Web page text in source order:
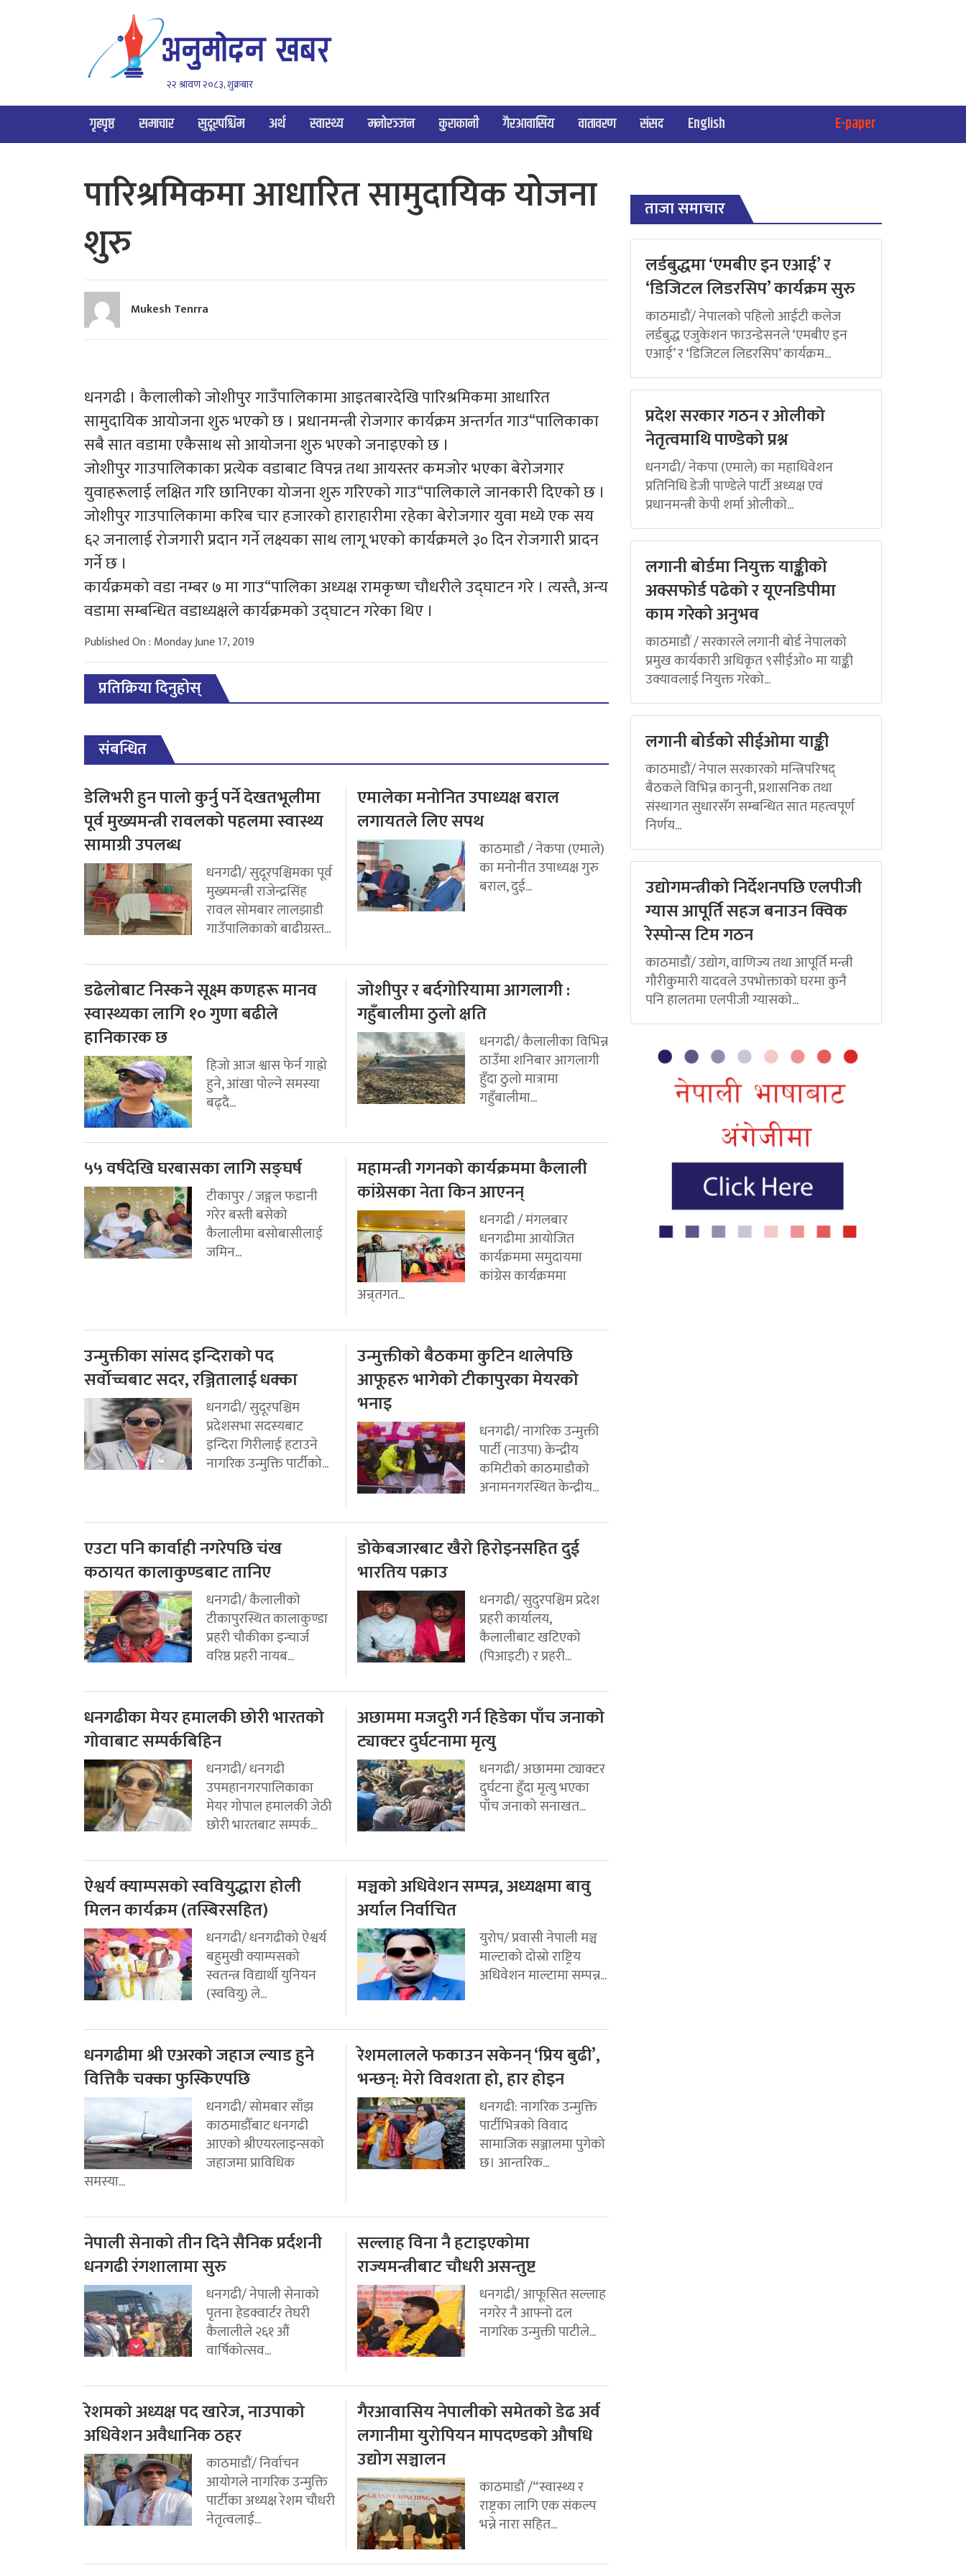
२२ श्रावण २०८३, शुक्रबार
गृहपृष्ठ समाचार सुदूरपश्चिम अर्थ स्वास्थ्य मनोरञ्जन कुराकानी गैरआवासिय वातावरण संसद English E-paper
पारिश्रमिकमा आधारित सामुदायिक योजना
शुरु
Mukesh Tenrra
धनगढी । कैलालीको जोशीपुर गाउँपालिकामा आइतबारदेखि पारिश्रमिकमा आधारित
सामुदायिक आयोजना शुरु भएको छ । प्रधानमन्त्री रोजगार कार्यक्रम अन्तर्गत गाउ“पालिकाका
सबै सात वडामा एकैसाथ सो आयोजना शुरु भएको जनाइएको छ ।
जोशीपुर गाउपालिकाका प्रत्येक वडाबाट विपन्न तथा आयस्तर कमजोर भएका बेरोजगार
युवाहरूलाई लक्षित गरि छानिएका योजना शुरु गरिएको गाउ“पालिकाले जानकारी दिएको छ ।
जोशीपुर गाउपालिकामा करिब चार हजारको हाराहारीमा रहेका बेरोजगार युवा मध्ये एक सय
६२ जनालाई रोजगारी प्रदान गर्ने लक्ष्यका साथ लागू भएको कार्यक्रमले ३० दिन रोजगारी प्रादन
गर्ने छ ।
कार्यक्रमको वडा नम्बर ७ मा गाउ“पालिका अध्यक्ष रामकृष्ण चौधरीले उद्घाटन गरे । त्यस्तै, अन्य
वडामा सम्बन्धित वडाध्यक्षले कार्यक्रमको उद्घाटन गरेका थिए ।
Published On : Monday June 17, 2019
प्रतिक्रिया दिनुहोस्
संबन्धित
डेलिभरी हुन पालो कुर्नु पर्ने देखतभूलीमा
पूर्व मुख्यमन्त्री रावलको पहलमा स्वास्थ्य
सामाग्री उपलब्ध
धनगढी/ सुदूरपश्चिमका पूर्व
मुख्यमन्त्री राजेन्द्रसिंह
रावल सोमबार लालझाडी
गाउँपालिकाको बाढीग्रस्त...
एमालेका मनोनित उपाध्यक्ष बराल
लगायतले लिए सपथ
काठमाडौ / नेकपा (एमाले)
का मनोनीत उपाध्यक्ष गुरु
बराल, दुई...
डढेलोबाट निस्कने सूक्ष्म कणहरू मानव
स्वास्थ्यका लागि १० गुणा बढीले
हानिकारक छ
हिजो आज श्वास फेर्न गाह्रो
हुने, आंखा पोल्ने समस्या
बढ्दै...
जोशीपुर र बर्दगोरियामा आगलागी :
गहुँबालीमा ठुलो क्षति
धनगढी/ कैलालीका विभिन्न
ठाउँमा शनिबार आगलागी
हुँदा ठुलो मात्रामा
गहुँबालीमा...
५५ वर्षदेखि घरबासका लागि सङ्घर्ष
टीकापुर / जङ्गल फडानी
गरेर बस्ती बसेको
कैलालीमा बसोबासीलाई
जमिन...
महामन्त्री गगनको कार्यक्रममा कैलाली
कांग्रेसका नेता किन आएनन्
धनगढी / मंगलबार
धनगढीमा आयोजित
कार्यक्रममा समुदायमा
कांग्रेस कार्यक्रममा
अन्र्तगत...
उन्मुक्तीका सांसद इन्दिराको पद
सर्वोच्चबाट सदर, रञ्जितालाई धक्का
धनगढी/ सुदूरपश्चिम
प्रदेशसभा सदस्यबाट
इन्दिरा गिरीलाई हटाउने
नागरिक उन्मुक्ति पार्टीको...
उन्मुक्तीको बैठकमा कुटिन थालेपछि
आफूहरु भागेको टीकापुरका मेयरको
भनाइ
धनगढी/ नागरिक उन्मुक्ती
पार्टी (नाउपा) केन्द्रीय
कमिटीको काठमाडौको
अनामनगरस्थित केन्द्रीय...
एउटा पनि कार्वाही नगरेपछि चंख
कठायत कालाकुण्डबाट तानिए
धनगढी/ कैलालीको
टीकापुरस्थित कालाकुण्डा
प्रहरी चौकीका इन्चार्ज
वरिष्ठ प्रहरी नायब...
डोकेबजारबाट खैरो हिरोइनसहित दुई
भारतिय पक्राउ
धनगढी/ सुदुरपश्चिम प्रदेश
प्रहरी कार्यालय,
कैलालीबाट खटिएको
(पिआइटी) र प्रहरी...
धनगढीका मेयर हमालकी छोरी भारतको
गोवाबाट सम्पर्कबिहिन
धनगढी/ धनगढी
उपमहानगरपालिकाका
मेयर गोपाल हमालकी जेठी
छोरी भारतबाट सम्पर्क...
अछाममा मजदुरी गर्न हिडेका पाँच जनाको
ट्याक्टर दुर्घटनामा मृत्यु
धनगढी/ अछाममा ट्याक्टर
दुर्घटना हुँदा मृत्यु भएका
पाँच जनाको सनाखत...
ऐश्वर्य क्याम्पसको स्ववियुद्धारा होली
मिलन कार्यक्रम (तस्बिरसहित)
धनगढी/ धनगढीको ऐश्वर्य
बहुमुखी क्याम्पसको
स्वतन्त्र विद्यार्थी युनियन
(स्ववियु) ले...
मञ्चको अधिवेशन सम्पन्न, अध्यक्षमा बावु
अर्याल निर्वाचित
युरोप/ प्रवासी नेपाली मञ्च
माल्टाको दोस्रो राष्ट्रिय
अधिवेशन माल्टामा सम्पन्न...
धनगढीमा श्री एअरको जहाज ल्याड हुने
वित्तिकै चक्का फुस्किएपछि
धनगढी/ सोमबार साँझ
काठमाडौँबाट धनगढी
आएको श्रीएयरलाइन्सको
जहाजमा प्राविधिक
समस्या...
रेशमलालले फकाउन सकेनन् ‘प्रिय बुढी’,
भन्छन्: मेरो विवशता हो, हार होइन
धनगढी: नागरिक उन्मुक्ति
पार्टीभित्रको विवाद
सामाजिक सञ्जालमा पुगेको
छ। आन्तरिक...
नेपाली सेनाको तीन दिने सैनिक प्रर्दशनी
धनगढी रंगशालामा सुरु
धनगढी/ नेपाली सेनाको
पृतना हेडक्वार्टर तेघरी
कैलालीले २६१ औं
वार्षिकोत्सव...
सल्लाह विना नै हटाइएकोमा
राज्यमन्त्रीबाट चौधरी असन्तुष्ट
धनगढी/ आफूसित सल्लाह
नगरेर नै आफ्नो दल
नागरिक उन्मुक्ती पाटीले...
रेशमको अध्यक्ष पद खारेज, नाउपाको
अधिवेशन अवैधानिक ठहर
काठमाडौं/ निर्वाचन
आयोगले नागरिक उन्मुक्ति
पार्टीका अध्यक्ष रेशम चौधरी
नेतृत्वलाई...
गैरआवासिय नेपालीको समेतको डेढ अर्व
लगानीमा युरोपियन मापदण्डको औषधि
उद्योग सञ्चालन
काठमाडौं /“स्वास्थ्य र
राष्ट्रका लागि एक संकल्प
भन्ने नारा सहित...
ताजा समाचार
लर्डबुद्धमा ‘एमबीए इन एआई’ र
‘डिजिटल लिडरसिप’ कार्यक्रम सुरु
काठमाडौं/ नेपालको पहिलो आईटी कलेज
लर्डबुद्ध एजुकेशन फाउन्डेसनले ‘एमबीए इन
एआई’ र ‘डिजिटल लिडरसिप’ कार्यक्रम...
प्रदेश सरकार गठन र ओलीको
नेतृत्वमाथि पाण्डेको प्रश्न
धनगढी/ नेकपा (एमाले) का महाधिवेशन
प्रतिनिधि डेजी पाण्डेले पार्टी अध्यक्ष एवं
प्रधानमन्त्री केपी शर्मा ओलीको...
लगानी बोर्डमा नियुक्त याङ्कीको
अक्सफोर्ड पढेको र यूएनडिपीमा
काम गरेको अनुभव
काठमाडौं / सरकारले लगानी बोर्ड नेपालको
प्रमुख कार्यकारी अधिकृत ९सीईओ० मा याङ्की
उक्यावलाई नियुक्त गरेको...
लगानी बोर्डको सीईओमा याङ्की
काठमाडौं/ नेपाल सरकारको मन्त्रिपरिषद्
बैठकले विभिन्न कानुनी, प्रशासनिक तथा
संस्थागत सुधारसँग सम्बन्धित सात महत्वपूर्ण
निर्णय...
उद्योगमन्त्रीको निर्देशनपछि एलपीजी
ग्यास आपूर्ति सहज बनाउन क्विक
रेस्पोन्स टिम गठन
काठमाडौं/ उद्योग, वाणिज्य तथा आपूर्ति मन्त्री
गौरीकुमारी यादवले उपभोक्ताको घरमा कुनै
पनि हालतमा एलपीजी ग्यासको...